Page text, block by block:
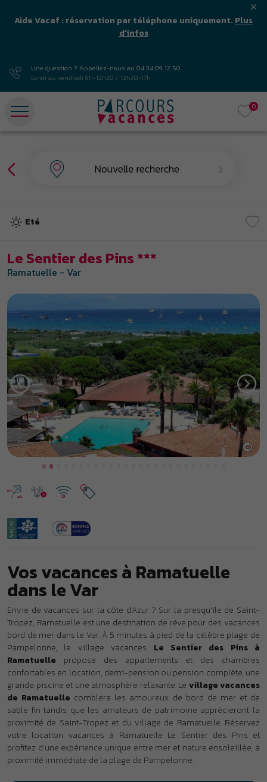
Aide Vacaf : réservation par téléphone uniquement.Plus
d'infos
Une question ? Appellez-nous au 04 34 09 12 50
lundi au vendredi 9h-12h30 / 13h30-17h
0
Eté
Le Sentier des Pins ***
Ramatuelle - Var
©
Previous Next
Vos vacances à Ramatuelle
dans le Var
Envie de vacances sur la côte d’Azur ? Sur la presqu’île de Saint-
Tropez, Ramatuelle est une destination de rêve pour des vacances
bord de mer dans le Var. À 5 minutes à pied de la célèbre plage de
Pampelonne, le village vacances
confortables en location, demi-pension ou pension complète, une
grande piscine et une atmosphère relaxante. Le
proximité de Saint-Tropez et du village de Ramatuelle. Réservez
votre location vacances à Ramatuelle Le Sentier des Pins et
profitez d’une expérience unique entre mer et nature ensoleillée, à
proximité immédiate de la plage de Pampelonne.
PRÉSENTATION
À 9 km de Saint-Tropez, à 5 minutes à pied de la plage de
Pampelonne, le village vacances Le Sentier des Pins à Ramatuelle
vous accueille dans de petits bâtiments de style provençal nichés
au cœur d’une pinède de 5 hectares. Tous les commerces sont à
moins de 5 km.
Votre village vacances à
Ramatuelle